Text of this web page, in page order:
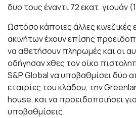
δυο τους έναντι 72 εκατ. γιουάν
Ωστόσο κάποιες άλλες κινεζικές
ακινήτων έχουν επίσης
να αθετήσουν πληρωμές και οι
οδήγησαν χθες τον οίκο
S&P Global να υποβαθμίσει δύο
εταιρίες του κλάδου, την
house, και να προειδοποιήσει
υποβαθμίσεις.